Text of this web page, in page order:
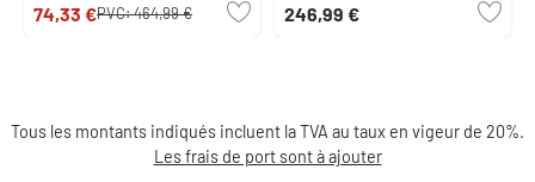
74,33 €PVC:464,99 € 246,99 €
Tous les montants indiqués incluent la TVA au taux en vigeur de 20%.
Les frais de port sont à ajouter